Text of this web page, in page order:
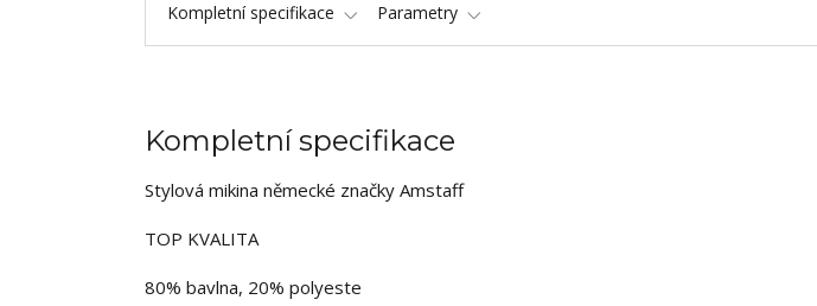
Kompletní specifikace Parametry
Kompletní specifikace
Stylová mikina německé značky Amstaff
TOP KVALITA
80% bavlna, 20% polyeste